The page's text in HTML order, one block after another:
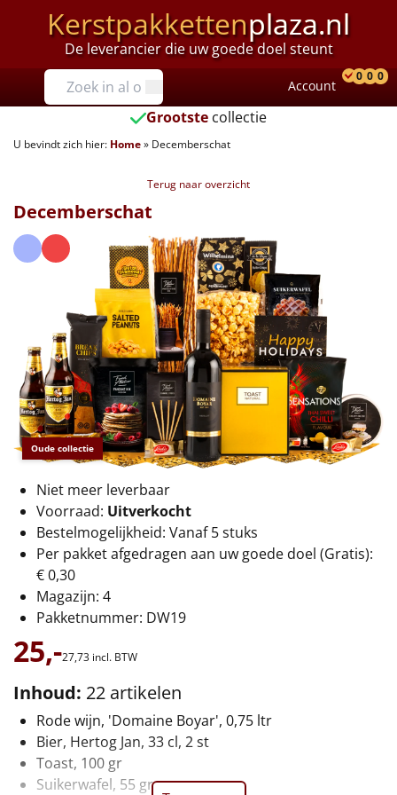
Kerstpakkettenplaza.nl
De leverancier die uw goede doel steunt
Prijzen
Tot €25
€25 tot €35
€40 tot €45
€50 tot €55
€55 tot €75
€75 tot €100
€100 en hoger
Alle kerstpakketten 2026
Thema
Origineel
Rituals
Luxe
Mannen
Vrouwen
Duurzaam
Account
0 0 0
Grootste collectie
U bevindt zich hier: Home» Decemberschat
Terug naar overzicht
Oude collectie
Decemberschat
Niet meer leverbaar
Voorraad: Uitverkocht
Bestelmogelijkheid: Vanaf 5 stuks
Per pakket afgedragen aan uw goede doel (Gratis):
€ 0,30
Magazijn: 4
Pakketnummer: DW19
25,-27,73 incl. BTW
Inhoud: 22 artikelen
Rode wijn, 'Domaine Boyar', 0,75 ltr
Bier, Hertog Jan, 33 cl, 2 st
Toast, 100 gr
Suikerwafel, 55 gr